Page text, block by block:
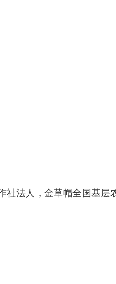
社法人，金草帽全国基层